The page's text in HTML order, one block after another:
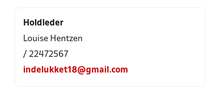
Holdleder
Louise Hentzen
/ 22472567
indelukket18@gmail.com